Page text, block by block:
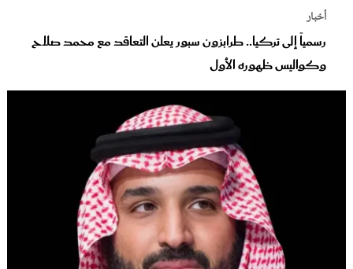
أخبار
رسمياً إلى تركيا.. طرابزون سبور يعلن التعاقد مع محمد صلاح
وكواليس ظهوره الأول